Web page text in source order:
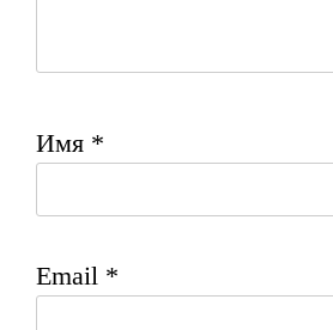
Имя *
Email *